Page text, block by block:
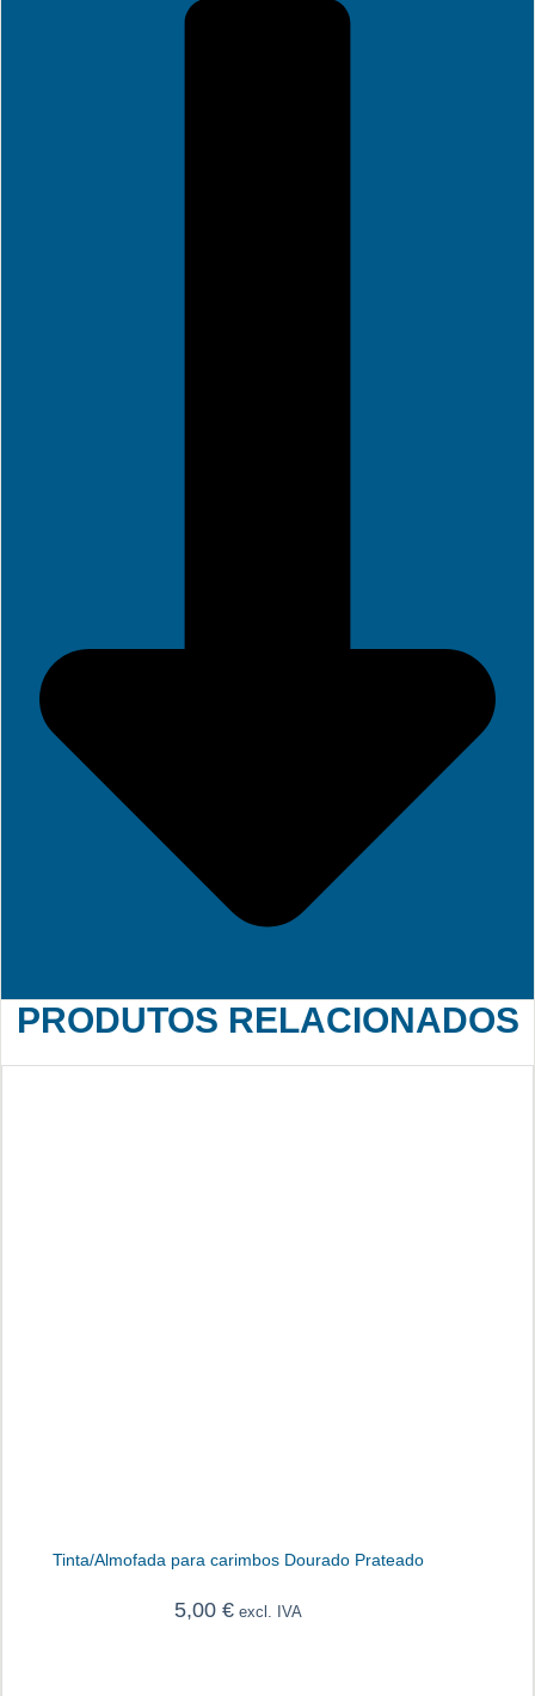
PRODUTOS RELACIONADOS
Tinta/Almofada para carimbos Dourado Prateado
5,00 €excl. IVA